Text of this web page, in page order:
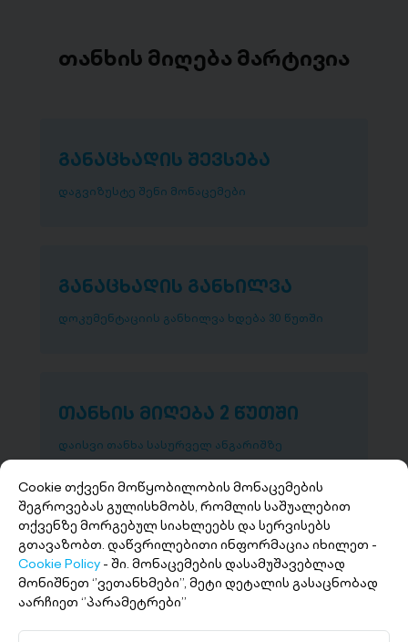
თანხის მიღება მარტივია
განაცხადის შევსება
დაგვიზუსტე შენი მონაცემები
განაცხადის განხილვა
დოკუმენტაციის განხილვა ხდება 30 წუთში
თანხის მიღება 2 წუთში
დაისვი თანხა სასურველ ანგარიშზე
Cookie თქვენი მოწყობილობის მონაცემების
შეგროვებას გულისხმობს, რომლის საშუალებით
თქვენზე მორგებულ სიახლეებს და სერვისებს
გთავაზობთ. დაწვრილებითი ინფორმაცია იხილეთ -
Cookie Policy - ში. მონაცემების დასამუშავებლად
მონიშნეთ ‘’ვეთანხმები’’, მეტი დეტალის გასაცნობად
აარჩიეთ ‘’პარამეტრები’’